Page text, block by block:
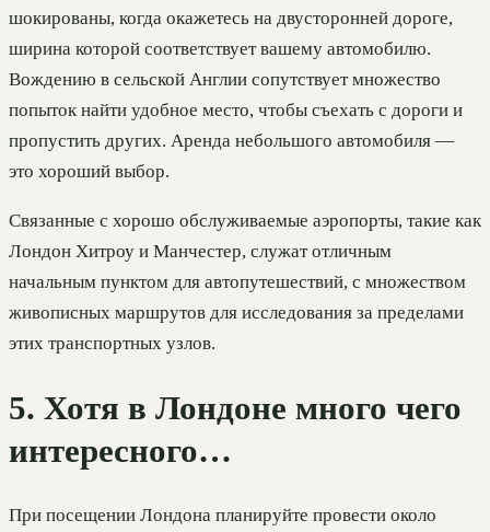
шокированы, когда окажетесь на двусторонней дороге,
ширина которой соответствует вашему автомобилю.
Вождению в сельской Англии сопутствует множество
попыток найти удобное место, чтобы съехать с дороги и
пропустить других. Аренда небольшого автомобиля —
это хороший выбор.
Связанные с хорошо обслуживаемые аэропорты, такие как
Лондон Хитроу и Манчестер, служат отличным
начальным пунктом для автопутешествий, с множеством
живописных маршрутов для исследования за пределами
этих транспортных узлов.
5. Хотя в Лондоне много чего
интересного…
При посещении Лондона планируйте провести около